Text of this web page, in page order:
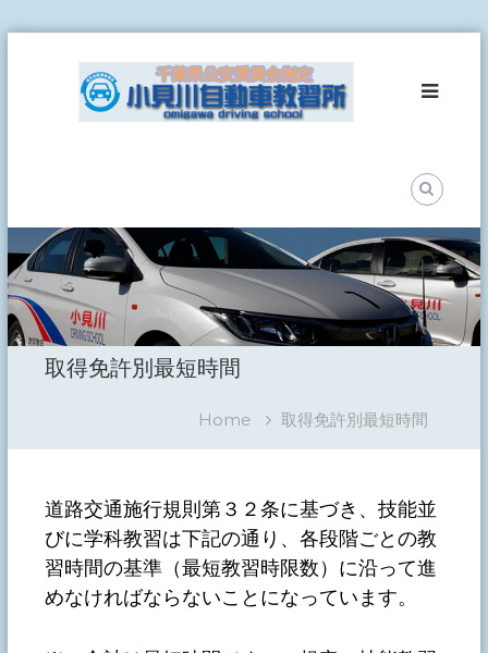
content
習
所
事
故
ゼ
ロ
を
て
取得免許別最短時間
Home 取得免許別最短時間
道路交通施行規則第３２条に基づき、技能並
びに学科教習は下記の通り、各段階ごとの教
習時間の基準（最短教習時限数）に沿って進
めなければならないことになっています。